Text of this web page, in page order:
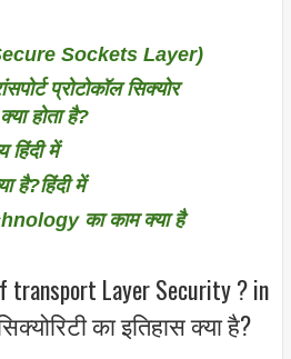
Sockets Layer)
प्रोटोकॉल सिक्योर
होता है?
में
है?हिंदी में
का काम क्या है
transport Layer Security ? in
का इतिहास क्या है?